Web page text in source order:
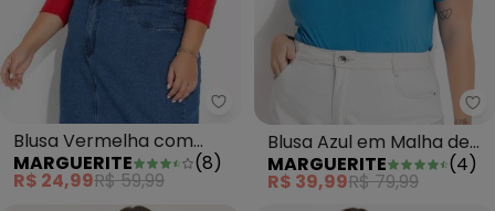
Marguerite - Blusa Vermelha
Blusa Vermelha com
Franzidos Plus Size
MARGUERITE (8)
R$ 24,99R$ 59,99
Blusa Azul em Malha de
Viscose
MARGUERITE (4)
R$ 39,99R$ 79,99